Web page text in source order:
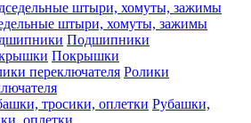
штыри, хомуты, зажимы
Подшипники
Покрышки
Ролики
Рубашки,
оплетки